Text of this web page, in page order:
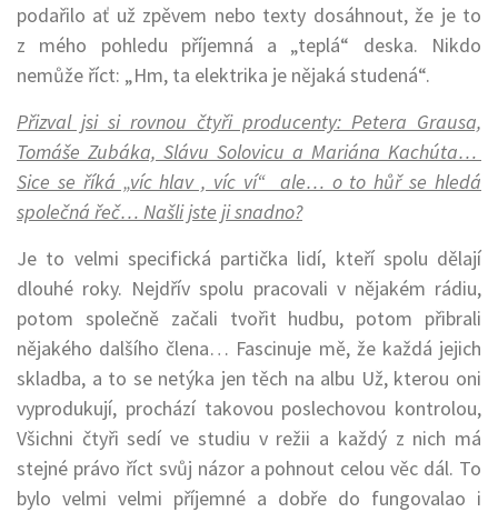
podařilo ať už zpěvem nebo texty dosáhnout, že je to
z mého pohledu příjemná a „teplá“ deska. Nikdo
nemůže říct: „Hm, ta elektrika je nějaká studená“.
Přizval jsi si rovnou čtyři producenty: Petera Grausa,
Tomáše Zubáka, Slávu Solovicu a Mariána Kachúta…
Sice se říká „víc hlav , víc ví“ ale… o to hůř se hledá
společná řeč… Našli jste ji snadno?
Je to velmi specifická partička lidí, kteří spolu dělají
dlouhé roky. Nejdřív spolu pracovali v nějakém rádiu,
potom společně začali tvořit hudbu, potom přibrali
nějakého dalšího člena… Fascinuje mě, že každá jejich
skladba, a to se netýka jen těch na albu Už, kterou oni
vyprodukují, prochází takovou poslechovou kontrolou,
Všichni čtyři sedí ve studiu v režii a každý z nich má
stejné právo říct svůj názor a pohnout celou věc dál. To
bylo velmi velmi příjemné a dobře do fungovalao i